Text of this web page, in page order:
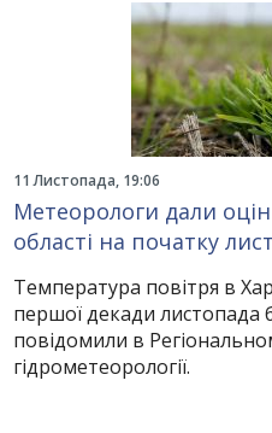
11 Листопада, 19:06
Метеорологи дали
області на початку
Температура повітря в
першої декади
повідомили в
гідрометеорології.